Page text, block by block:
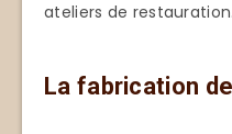
ateliers de restauration.
La fabrication